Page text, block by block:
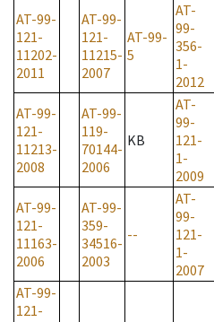
AT-99-
121-
11202-
2011
AT-99-
121-
11215-
2007
AT-99-
5
AT-
99-
356-
1-
2012
AT-99-
121-
11213-
2008
AT-99-
119-
70144-
2006
KB
AT-
99-
121-
1-
2009
AT-99-
121-
11163-
2006
AT-99-
359-
34516-
2003
--
AT-
99-
121-
1-
2007
AT-99-
121-